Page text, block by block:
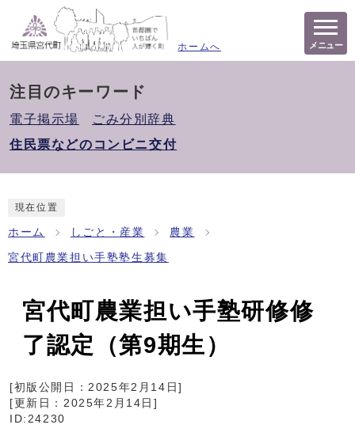
ホームへ メニュー
注目のキーワード
電子掲示場
ごみ分別辞典
住民票などのコンビニ交付
現在位置
ホーム しごと・産業 農業
宮代町農業担い手塾塾生募集
宮代町農業担い手塾研修修
了認定（第9期生）
[初版公開日：2025年2月14日]
[更新日： 2025年2月14日 ]
ID:24230